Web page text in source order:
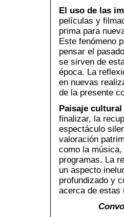
El uso de las
películas y
prima para
Este fenómeno
pensar el
se sirven de
época. La
en nuevas
de la presente
Paisaje
finalizar, la
espectáculo
valoración
como la
programas. La
un aspecto
profundizado y
acerca de estas